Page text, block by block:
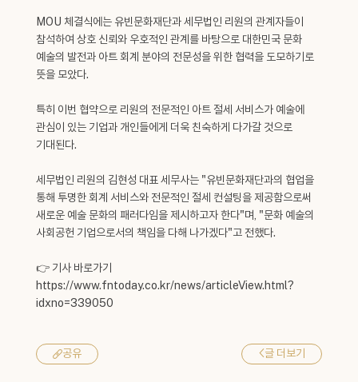
MOU 체결식에는 유빈문화재단과 세무법인 리원의 관계자들이
참석하여 상호 신뢰와 우호적인 관계를 바탕으로 대한민국 문화
예술의 발전과 아트 회계 분야의 전문성을 위한 협력을 도모하기로
뜻을 모았다.
특히 이번 협약으로 리원의 전문적인 아트 절세 서비스가 예술에
관심이 있는 기업과 개인들에게 더욱 친숙하게 다가갈 것으로
기대된다.
세무법인 리원의 김현성 대표 세무사는 "유빈문화재단과의 협업을
통해 투명한 회계 서비스와 전문적인 절세 컨설팅을 제공함으로써
새로운 예술 문화의 패러다임을 제시하고자 한다"며, "문화 예술의
사회공헌 기업으로서의 책임을 다해 나가겠다"고 전했다.
👉 기사 바로가기
https://www.fntoday.co.kr/news/articleView.html?
idxno=339050
공유 <글 더보기